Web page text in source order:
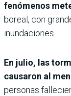
fenómenos
boreal, con
inundaciones.
En julio, las
causaron al
personas